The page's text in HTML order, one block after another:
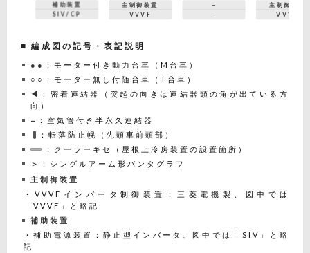
補助装置
SIV/CP
主制御装置
VVVF
－
－
主制御装置
VVVF
■ 編成図の記号・表記説明
●●
：モーター付き動力台車（M台車）
○○
：モーター無し付随台車（T台車）
◀
：密着連結器（突起の向きは連結器頭の角が出ている方
向）
=
：空気管付き半永久連結器
：転落防止幌（先頭車前頭部）
：クーラーキセ（屋根上冷房装置の設置箇所）
＞
：シングルアーム形パンタグラフ
主制御装置
・VVVFインバータ制御装置：三菱電機製、図中では
「VVVF」と略記
補助装置
・補助電源装置：静止型インバータ、図中では「SIV」と略
記